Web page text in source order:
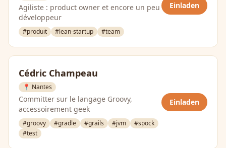
Agiliste : product owner et encore un peu
développeur
#produit #lean-startup #team
Einladen
Cédric Champeau
📍 Nantes
Committer sur le langage Groovy,
accessoirement geek
#groovy #gradle #grails #jvm
#spock
#test
Einladen